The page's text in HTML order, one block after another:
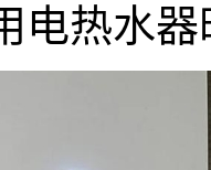
电热水